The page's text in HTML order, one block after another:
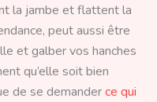
la jambe et flattent la
peut aussi être
et galber vos hanches
qu’elle soit bien
de se demanderce qui